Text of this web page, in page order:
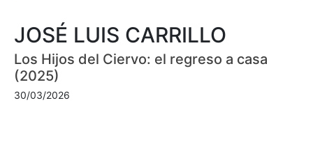
JOSÉ LUIS CARRILLO
Los Hijos del Ciervo: el regreso a casa
(2025)
30/03/2026